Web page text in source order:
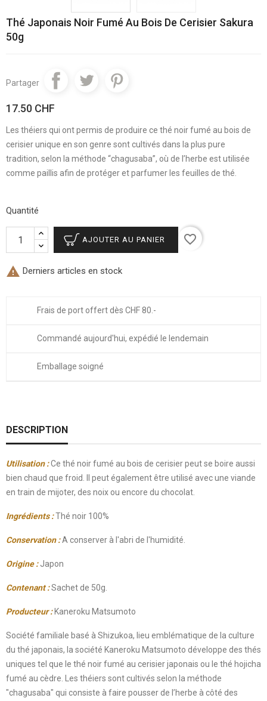
Thé Japonais Noir Fumé Au Bois De Cerisier Sakura
50g
Partager
17.50 CHF
Les théiers qui ont permis de produire ce thé noir fumé au bois de
cerisier unique en son genre sont cultivés dans la plus pure
tradition, selon la méthode “chagusaba”, où de l’herbe est utilisée
comme paillis afin de protéger et parfumer les feuilles de thé.
Quantité
AJOUTER AU PANIER favorite_border
 Derniers articles en stock
Frais de port offert dès CHF 80.-
Commandé aujourd'hui, expédié le lendemain
Emballage soigné
DESCRIPTION
Utilisation :Ce thé noir fumé au bois de cerisier peut se boire aussi
bien chaud que froid. Il peut également être utilisé avec une viande
en train de mijoter, des noix ou encore du chocolat.
Ingrédients :Thé noir 100%
Conservation :A conserver à l'abri de l'humidité.
Origine :Japon
Contenant :Sachet de 50g.
Producteur :Kaneroku Matsumoto
Société familiale basé à Shizukoa, lieu emblématique de la culture
du thé japonais, la société Kaneroku Matsumoto développe des thés
uniques tel que le thé noir fumé au cerisier japonais ou le thé hojicha
fumé au cèdre. Les théiers sont cultivés selon la méthode
"chagusaba" qui consiste à faire pousser de l’herbe à côté des